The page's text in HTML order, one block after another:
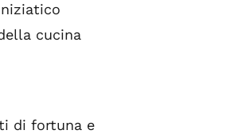
cucina
di fortuna e